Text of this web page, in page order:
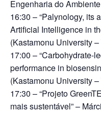
Engenharia do
16:30 – “Palynology, its
Artificial Intelligence in
(Kastamonu University
17:00 – “Carbohydrate-
performance in
(Kastamonu University
17:30 – “Projeto
mais sustentável” –